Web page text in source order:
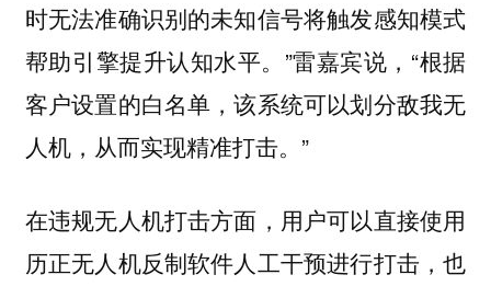
时无法准确识别的未知信号将触发感知模式
帮助引擎提升认知水平。”雷嘉宾说，“根据
客户设置的白名单，该系统可以划分敌我无
人机，从而实现精准打击。”
在违规无人机打击方面，用户可以直接使用
历正无人机反制软件人工干预进行打击，也